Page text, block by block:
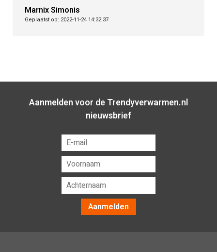
Marnix Simonis
Geplaatst op: 2022-11-24 14:32:37
Aanmelden voor de Trendyverwarmen.nl
nieuwsbrief
Aanmelden